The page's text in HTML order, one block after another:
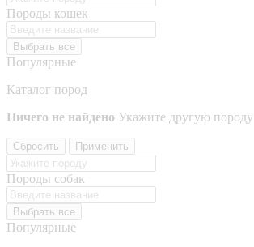
Породы кошек
Выбрать все
Популярные
Каталог пород
Ничего не найдено Укажите другую породу
Сбросить Применить
Породы собак
Выбрать все
Популярные